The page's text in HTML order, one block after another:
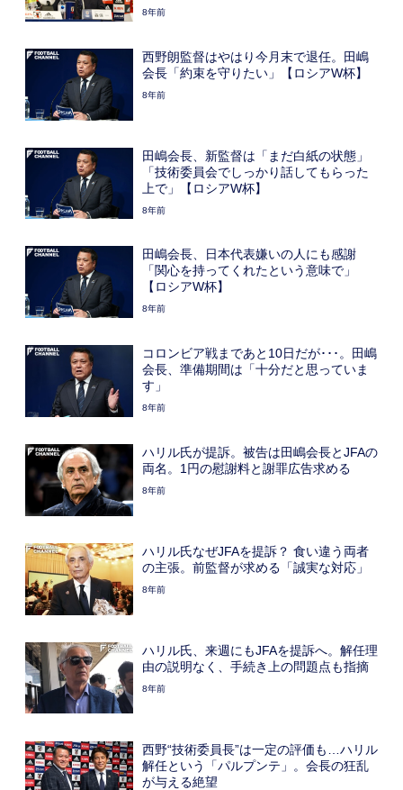
8年前
西野朗監督はやはり今月末で退任。田嶋
会長「約束を守りたい」【ロシアW杯】
8年前
田嶋会長、新監督は「まだ白紙の状態」
「技術委員会でしっかり話してもらった
上で」【ロシアW杯】
8年前
田嶋会長、日本代表嫌いの人にも感謝
「関心を持ってくれたという意味で」
【ロシアW杯】
8年前
コロンビア戦まであと10日だが･･･。田嶋
会長、準備期間は「十分だと思っていま
す」
8年前
ハリル氏が提訴。被告は田嶋会長とJFAの
両名。1円の慰謝料と謝罪広告求める
8年前
ハリル氏なぜJFAを提訴？ 食い違う両者
の主張。前監督が求める「誠実な対応」
8年前
ハリル氏、来週にもJFAを提訴へ。解任理
由の説明なく、手続き上の問題点も指摘
8年前
西野“技術委員長”は一定の評価も…ハリル
解任という「パルプンテ」。会長の狂乱
が与える絶望